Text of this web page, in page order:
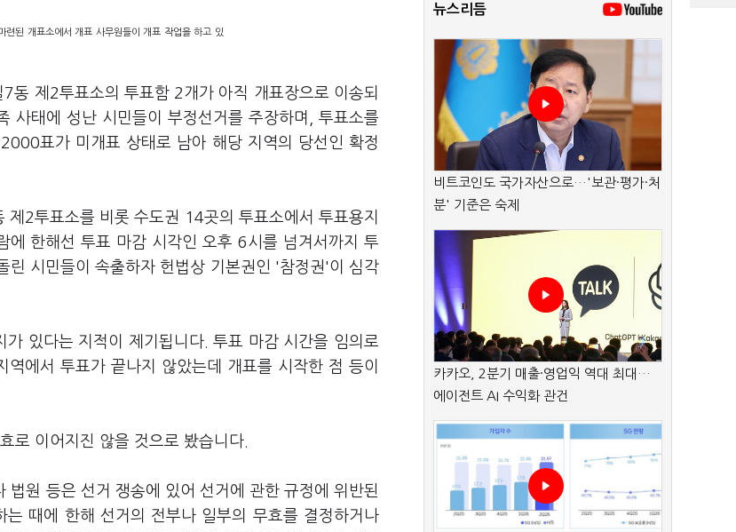
된 개표소에서 개표 사무원들이 개표 작업을 하고 있
동 제2투표소의 투표함 2개가 아직 개표장으로 이송되
사태에 성난 시민들이 부정선거를 주장하며, 투표소를
표가 미개표 상태로 남아 해당 지역의 당선인 확정
2투표소를 비롯 수도권 14곳의 투표소에서 투표용지
에 한해선 투표 마감 시각인 오후 6시를 넘겨서까지 투
린 시민들이 속출하자 헌법상 기본권인 '참정권'이 심각
있다는 지적이 제기됩니다. 투표 마감 시간을 임의로
에서 투표가 끝나지 않았는데 개표를 시작한 점 등이
로 이어지진 않을 것으로 봤습니다.
원 등은 선거 쟁송에 있어 선거에 관한 규정에 위반된
때에 한해 선거의 전부나 일부의 무효를 결정하거나
뉴스리듬
비트코인도 국가자산으로…'보관·평가·처
분' 기준은 숙제
카카오, 2분기 매출·영업익 역대 최대…
에이전트 AI 수익화 관건